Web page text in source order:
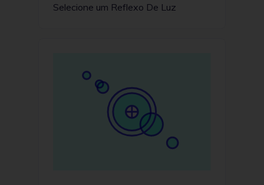
Selecione um Reflexo De Luz